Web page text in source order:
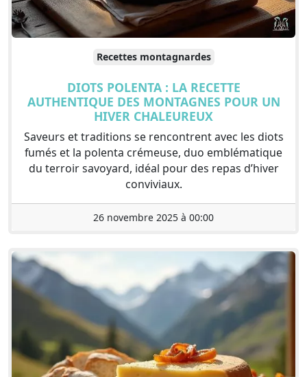
Recettes montagnardes
DIOTS POLENTA : LA RECETTE
AUTHENTIQUE DES MONTAGNES POUR UN
HIVER CHALEUREUX
Saveurs et traditions se rencontrent avec les diots
fumés et la polenta crémeuse, duo emblématique
du terroir savoyard, idéal pour des repas d’hiver
conviviaux.
26 novembre 2025 à 00:00